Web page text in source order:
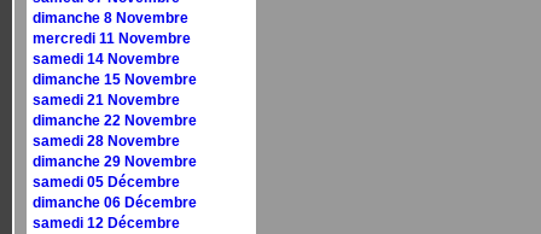
dimanche 8 Novembre
mercredi 11 Novembre
samedi 14 Novembre
dimanche 15 Novembre
samedi 21 Novembre
dimanche 22 Novembre
samedi 28 Novembre
dimanche 29 Novembre
samedi 05 Décembre
dimanche 06 Décembre
samedi 12 Décembre